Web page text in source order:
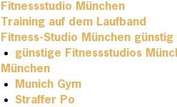
Fitnessstudio München
Training auf dem Laufband
Fitness-Studio München
günstige Fitnessstudios
München
Munich Gym
Straffer Po